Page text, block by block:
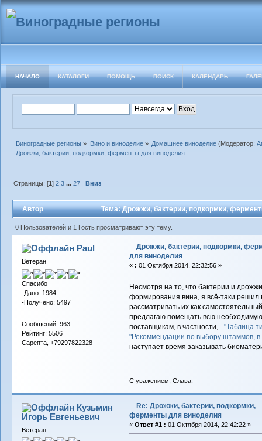
НАЧАЛО КАТАЛОГИ ПОМОЩЬ ПОИСК КАЛЕНДАРЬ
Виноградные регионы » Вино и виноделие» Домашнее виноделие(Модератор:
Дрожжи, бактерии, подкормки, ферменты для виноделия
Страницы: [1]2 3 ...27 Вниз
Автор Тема: Дрожжи, бактерии, подкормки,
0 Пользователей и 1 Гость просматривают эту тему.
Paul
Ветеран
Спасибо
-Дано: 1984
-Получено: 5497
Сообщений: 963
Рейтинг: 5506
Сарепта, +79297822328
Дрожжи, бактерии, подкормки,
для виноделия
« : 01 Октября 2014, 22:32:56 »
Несмотря на то, что бактерии и
формирования вина, я всё-таки решил
рассматривать их как
предлагаю помещать всю
поставщикам, в частности, - "Таблица
"Рекоммендации по выбору штаммов, в
наступает время заказывать
С уважением, Слава.
Кузьмин
Игорь Евгеньевич
Ветеран
Re: Дрожжи, бактерии, подкормки,
ферменты для виноделия
« Ответ #1 : 01 Октября 2014, 22:42:22 »